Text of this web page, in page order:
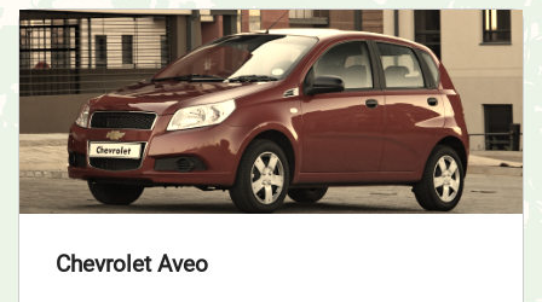
Chevrolet Aveo